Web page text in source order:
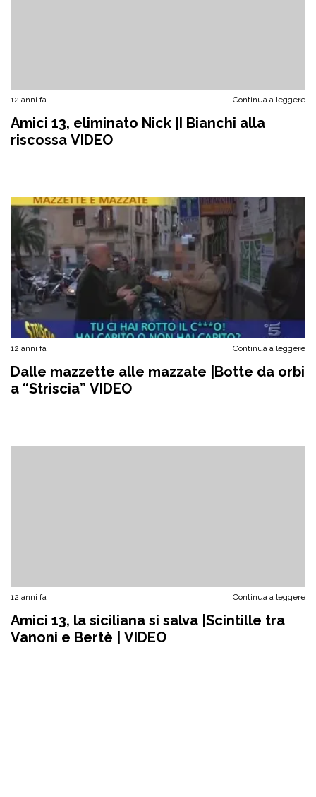
12 anni fa Continua a leggere
Amici 13, eliminato Nick |I Bianchi alla
riscossa VIDEO
12 anni fa Continua a leggere
Dalle mazzette alle mazzate |Botte da orbi
a “Striscia” VIDEO
12 anni fa Continua a leggere
Amici 13, la siciliana si salva |Scintille tra
Vanoni e Bertè | VIDEO